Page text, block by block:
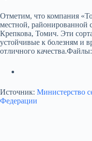
Отметим, что компания
местной, районированной
Крепкова, Томич. Эти
устойчивые к болезням и
отличного качества.Файлы:
Источник: Министерство
Федерации